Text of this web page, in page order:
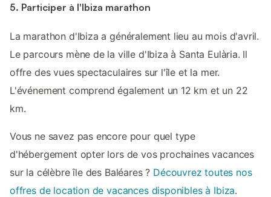
5. Participer à l'Ibiza marathon
La marathon d'Ibiza a généralement lieu au mois d'avril.
Le parcours mène de la ville d'Ibiza à Santa Eulària. Il
offre des vues spectaculaires sur l'île et la mer.
L'événement comprend également un 12 km et un 22
km.
Vous ne savez pas encore pour quel type
d'hébergement opter lors de vos prochaines vacances
sur la célèbre île des Baléares ? Découvrez toutes nos
offres de location de vacances disponibles à Ibiza.